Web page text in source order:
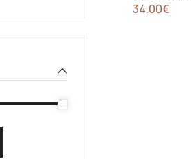
34.00€